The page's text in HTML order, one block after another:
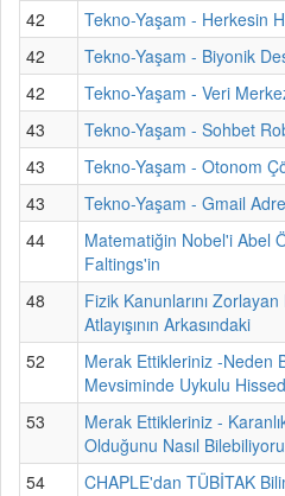
42
Tekno-Yaşam - Herkesin
42
Tekno-Yaşam - Biyonik
42
Tekno-Yaşam - Veri
43
Tekno-Yaşam - Sohbet
43
Tekno-Yaşam - Otonom
43
Tekno-Yaşam - Gmail
44
Matematiğin Nobel'i Abel
Faltings'in
48
Fizik Kanunlarını
Atlayışının Arkasındaki
52
Merak Ettikleriniz -Neden
Mevsiminde Uykulu
53
Merak Ettikleriniz -
Olduğunu Nasıl
54
CHAPLE'dan TÜBİTAK